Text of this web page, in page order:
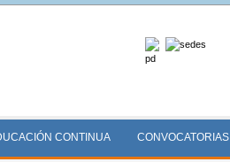
CONTINUA CONVOCATORIAS